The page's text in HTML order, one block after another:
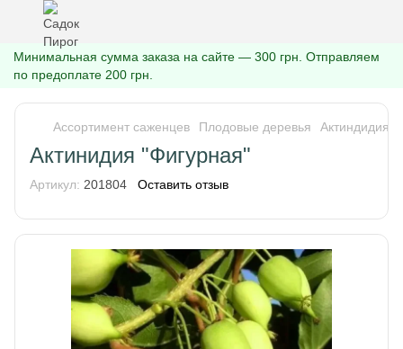
Минимальная сумма заказа на сайте — 300 грн. Отправляем
по предоплате 200 грн.
Ассортимент саженцев Плодовые деревья Актиндидия
Актинидия "Фигурная"
Артикул: 201804 Оставить отзыв